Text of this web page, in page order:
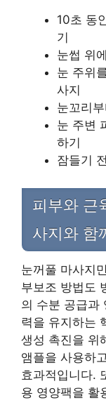
10초 동
기
눈썹 위
눈 주위
사지
눈꼬리
눈 주변
하기
잠들기
피부와 근
사지와 함
눈꺼풀 마사지
부보조 방법도
의 수분 공급과
력을 유지하는
생성 촉진을 위
앰플을 사용하
효과적입니다.
용 영양팩을 활